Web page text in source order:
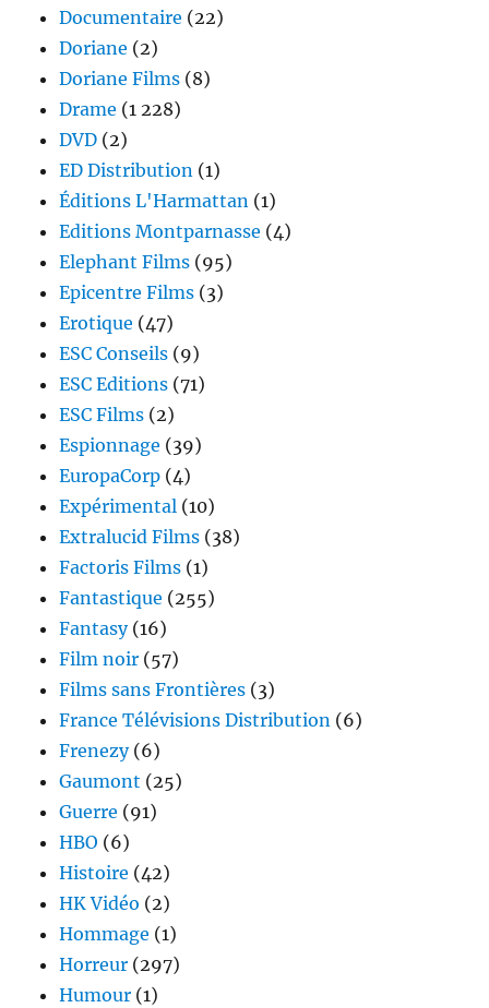
Documentaire (22)
Doriane (2)
Doriane Films (8)
Drame (1 228)
DVD (2)
ED Distribution (1)
Éditions L'Harmattan (1)
Editions Montparnasse (4)
Elephant Films (95)
Epicentre Films (3)
Erotique (47)
ESC Conseils (9)
ESC Editions (71)
ESC Films (2)
Espionnage (39)
EuropaCorp (4)
Expérimental (10)
Extralucid Films (38)
Factoris Films (1)
Fantastique (255)
Fantasy(16)
Film noir (57)
Films sans Frontières (3)
France Télévisions Distribution (6)
Frenezy(6)
Gaumont (25)
Guerre (91)
HBO (6)
Histoire (42)
HK Vidéo (2)
Hommage (1)
Horreur (297)
Humour (1)